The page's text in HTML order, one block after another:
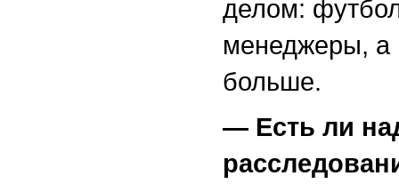
делом:
менеджеры, а
больше.
— Есть ли